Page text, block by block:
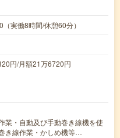
実働8時間/休憩60分）
円/月額21万6720円
業・自動及び手動巻き線機を使
き線作業・かしめ機等…